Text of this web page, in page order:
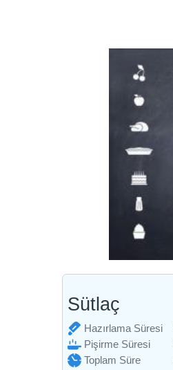
Sütlaç
Hazırlama Süresi
Pişirme Süresi
Toplam Süre